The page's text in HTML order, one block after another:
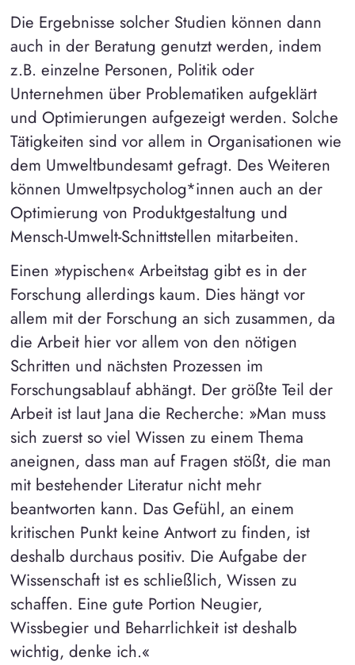
Die Ergebnisse solcher Studien können dann
auch in der Beratung genutzt werden, indem
z.B. einzelne Personen, Politik oder
Unternehmen über Problematiken aufgeklärt
und Optimierungen aufgezeigt werden. Solche
Tätigkeiten sind vor allem in Organisationen wie
dem Umweltbundesamt gefragt. Des Weiteren
können Umweltpsycholog*innen auch an der
Optimierung von Produktgestaltung und
Mensch-Umwelt-Schnittstellen mitarbeiten.
Einen »typischen« Arbeitstag gibt es in der
Forschung allerdings kaum. Dies hängt vor
allem mit der Forschung an sich zusammen, da
die Arbeit hier vor allem von den nötigen
Schritten und nächsten Prozessen im
Forschungsablauf abhängt. Der größte Teil der
Arbeit ist laut Jana die Recherche: »Man muss
sich zuerst so viel Wissen zu einem Thema
aneignen, dass man auf Fragen stößt, die man
mit bestehender Literatur nicht mehr
beantworten kann. Das Gefühl, an einem
kritischen Punkt keine Antwort zu finden, ist
deshalb durchaus positiv. Die Aufgabe der
Wissenschaft ist es schließlich, Wissen zu
schaffen. Eine gute Portion Neugier,
Wissbegier und Beharrlichkeit ist deshalb
wichtig, denke ich.«